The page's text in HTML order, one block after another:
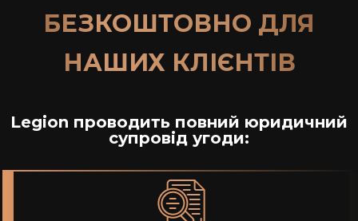
БЕЗКОШТОВНО ДЛЯ
НАШИХ КЛІЄНТІВ
Legion проводить повний юридичний
супровід угоди: